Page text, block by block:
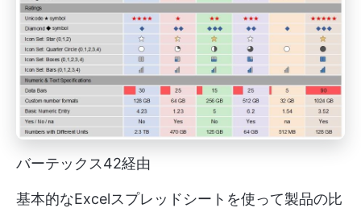
バーテックス42経由
基本的なExcelスプレッドシートを使って製品の比